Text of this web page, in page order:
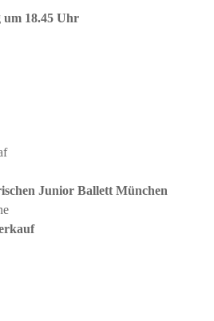
um 18.45 Uhr
Junior Ballett München